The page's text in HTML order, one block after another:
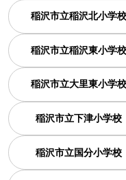
稲沢市立稲沢北小学校
稲沢市立稲沢東小学校
稲沢市立大里東小学校
稲沢市立下津小学校
稲沢市立国分小学校